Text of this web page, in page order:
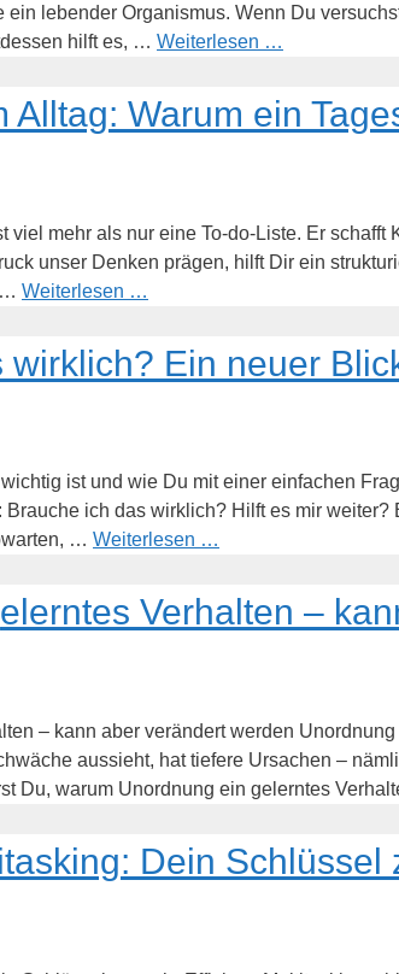
lebender Organismus. Wenn Du
hilft es, … Weiterlesen …
Alltag: Warum ein
viel mehr als nur eine To-do-Liste. Er
unser Denken prägen, hilft Dir ein
… Weiterlesen …
wirklich? Ein neuer
ist und wie Du mit einer einfachen
ich das wirklich? Hilft es mir
… Weiterlesen …
Verhalten –
– kann aber verändert werden
aussieht, hat tiefere Ursachen –
Du, warum Unordnung ein gelerntes
Dein Schlüssel